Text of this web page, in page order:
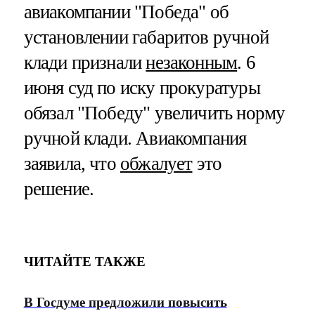
авиакомпании "Победа" об
установлении габаритов ручной
клади призналинезаконным. 6
июня суд по иску прокуратуры
обязал "Победу" увеличить норму
ручной клади. Авиакомпания
заявила, что обжалуетэто
решение.
ЧИТАЙТЕ ТАКЖЕ
В Госдуме предложили повысить